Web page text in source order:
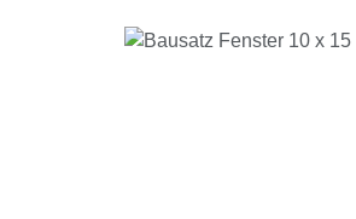
Bildergalerie überspringen